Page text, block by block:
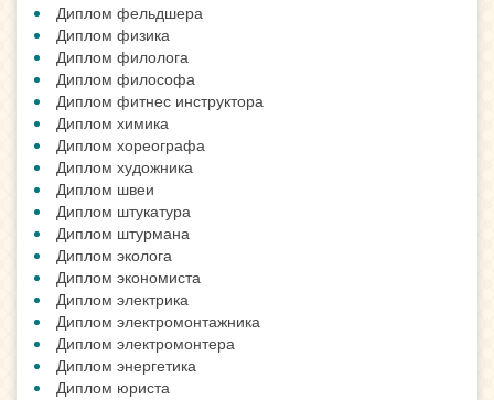
Диплом фельдшера
Диплом физика
Диплом филолога
Диплом философа
Диплом фитнес инструктора
Диплом химика
Диплом хореографа
Диплом художника
Диплом швеи
Диплом штукатура
Диплом штурмана
Диплом эколога
Диплом экономиста
Диплом электрика
Диплом электромонтажника
Диплом электромонтера
Диплом энергетика
Диплом юриста